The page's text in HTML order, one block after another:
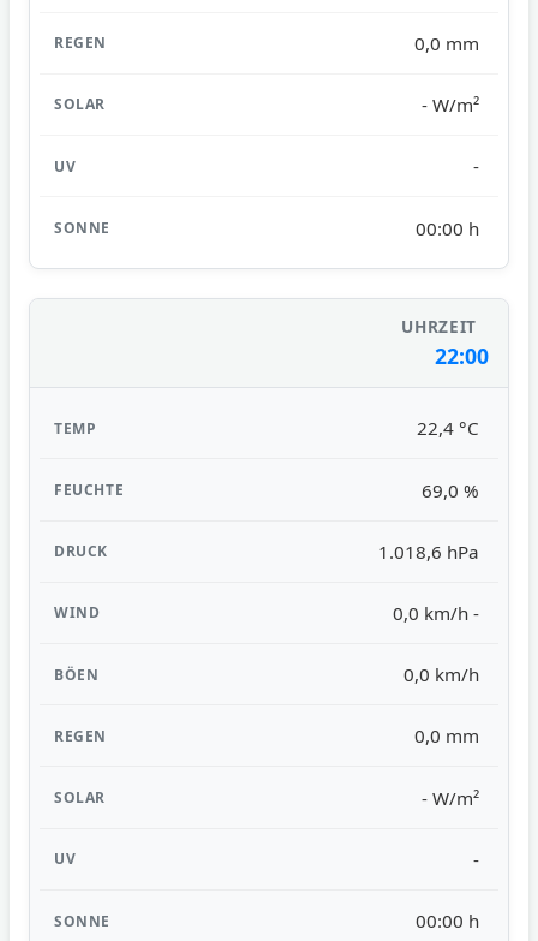
0,0 mm
- W/m²
-
00:00 h
22:00
22,4 °C
69,0 %
1.018,6 hPa
0,0 km/h -
0,0 km/h
0,0 mm
- W/m²
-
00:00 h